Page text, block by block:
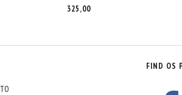
325,00
FIND OS